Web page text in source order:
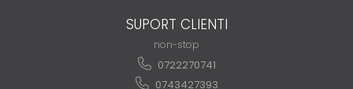
SUPORT CLIENTI
non-stop
0722270741
0743427393